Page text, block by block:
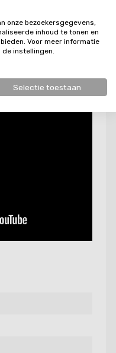
onze bezoekersgegevens,
inhoud te tonen en
Voor meer informatie
instellingen.
Selectie toestaan